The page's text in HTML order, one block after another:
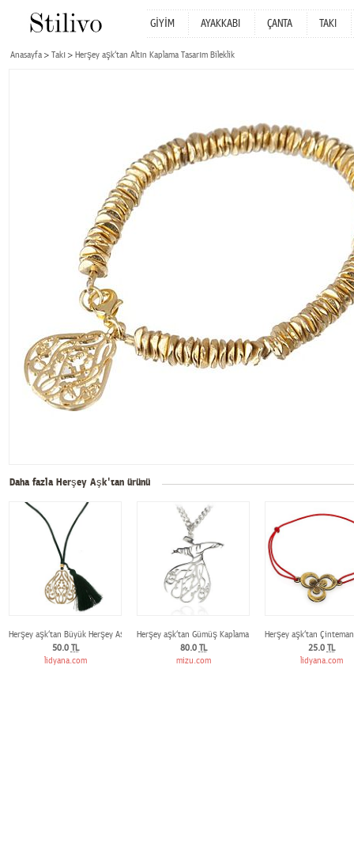
GİYİM AYAKKABI ÇANTA TAKI
Anasayfa Takı Herşey aşk‘tan Altın Kaplama Tasarım Bileklik
Daha fazla Herşey Aşk'tan ürünü
Herşey aşk‘tan Büyük Herşey Aşk‘tan Nefti Yeşili İpli Kolye
50.0 TL
lidyana.com
Herşey aşk‘tan Gümüş Kaplama Sufi Kolye
80.0 TL
mizu.com
Herşey aşk‘tan
25.0 TL
lidyana.com